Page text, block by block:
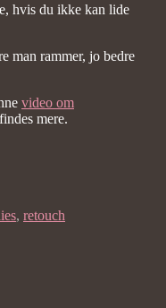
hvis du ikke kan lide
man rammer, jo bedre
video om
mere.
, retouch